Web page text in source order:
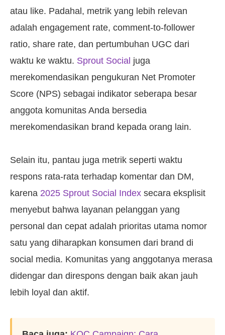
atau like. Padahal, metrik yang lebih relevan
adalah engagement rate, comment-to-follower
ratio, share rate, dan pertumbuhan UGC dari
waktu ke waktu. Sprout Social juga
merekomendasikan pengukuran Net Promoter
Score (NPS) sebagai indikator seberapa besar
anggota komunitas Anda bersedia
merekomendasikan brand kepada orang lain.
Selain itu, pantau juga metrik seperti waktu
respons rata-rata terhadap komentar dan DM,
karena 2025 Sprout Social Index secara eksplisit
menyebut bahwa layanan pelanggan yang
personal dan cepat adalah prioritas utama nomor
satu yang diharapkan konsumen dari brand di
social media. Komunitas yang anggotanya merasa
didengar dan direspons dengan baik akan jauh
lebih loyal dan aktif.